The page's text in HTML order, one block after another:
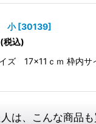
小 [30139]
(税込)
ズ 17×11ｃｍ 枠内
は、こんな商品